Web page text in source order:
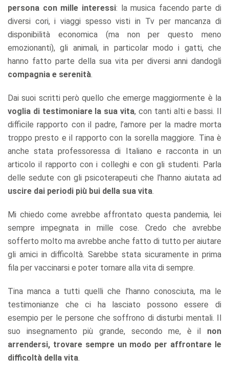
persona con mille interessi: la musica facendo parte di
diversi cori, i viaggi spesso visti in Tv per mancanza di
disponibilità economica (ma non per questo meno
emozionanti), gli animali, in particolar modo i gatti, che
hanno fatto parte della sua vita per diversi anni dandogli
compagnia e serenità.
Dai suoi scritti però quello che emerge maggiormente è la
voglia di testimoniare la sua vita, con tanti alti e bassi. Il
difficile rapporto con il padre, l’amore per la madre morta
troppo presto e il rapporto con la sorella maggiore. Tina è
anche stata professoressa di Italiano e racconta in un
articolo il rapporto con i colleghi e con gli studenti. Parla
delle sedute con gli psicoterapeuti che l’hanno aiutata ad
uscire dai periodi più bui della sua vita.
Mi chiedo come avrebbe affrontato questa pandemia, lei
sempre impegnata in mille cose. Credo che avrebbe
sofferto molto ma avrebbe anche fatto di tutto per aiutare
gli amici in difficoltà. Sarebbe stata sicuramente in prima
fila per vaccinarsi e poter tornare alla vita di sempre.
Tina manca a tutti quelli che l’hanno conosciuta, ma le
testimonianze che ci ha lasciato possono essere di
esempio per le persone che soffrono di disturbi mentali. Il
suo insegnamento più grande, secondo me, è il non
arrendersi, trovare sempre un modo per affrontare le
difficoltà della vita.